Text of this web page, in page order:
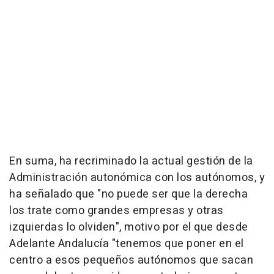
En suma, ha recriminado la actual gestión de la
Administración autonómica con los autónomos, y
ha señalado que "no puede ser que la derecha
los trate como grandes empresas y otras
izquierdas lo olviden", motivo por el que desde
Adelante Andalucía "tenemos que poner en el
centro a esos pequeños autónomos que sacan